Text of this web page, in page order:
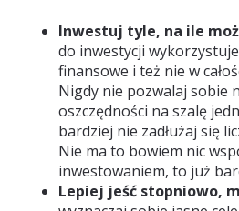
Inwestuj tyle, na ile
do inwestycji
finansowe i też nie w
Nigdy nie pozwalaj sobie
oszczędności na szalę
bardziej nie zadłużaj się
Nie ma to bowiem nic
inwestowaniem, to już
Lepiej jeść stopniowo,